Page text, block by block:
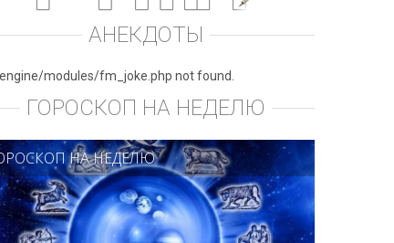
АНЕКДОТЫ
engine/modules/fm_joke.php not found.
ГОРОСКОП НА НЕДЕЛЮ
НА НЕДЕЛЮ